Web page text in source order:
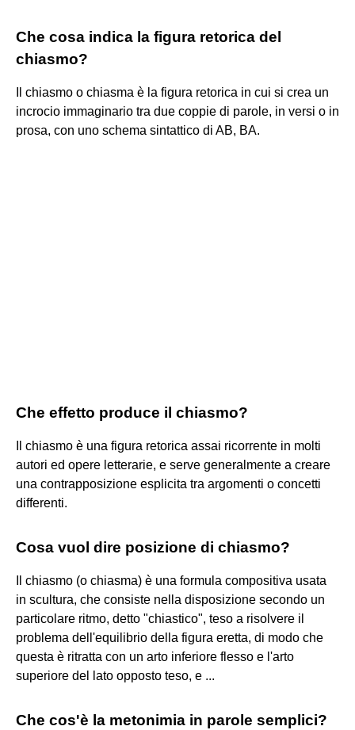
Che cosa indica la figura retorica del
chiasmo?
Il chiasmo o chiasma è la figura retorica in cui si crea un
incrocio immaginario tra due coppie di parole, in versi o in
prosa, con uno schema sintattico di AB, BA.
Che effetto produce il chiasmo?
Il chiasmo è una figura retorica assai ricorrente in molti
autori ed opere letterarie, e serve generalmente a creare
una contrapposizione esplicita tra argomenti o concetti
differenti.
Cosa vuol dire posizione di chiasmo?
Il chiasmo (o chiasma) è una formula compositiva usata
in scultura, che consiste nella disposizione secondo un
particolare ritmo, detto "chiastico", teso a risolvere il
problema dell'equilibrio della figura eretta, di modo che
questa è ritratta con un arto inferiore flesso e l'arto
superiore del lato opposto teso, e ...
Che cos'è la metonimia in parole semplici?